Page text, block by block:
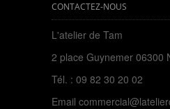
CONTACTEZ-NOUS
L'atelier de Tam
2 place Guynemer 06300
Tél. : 09 82 30 20 02
Email